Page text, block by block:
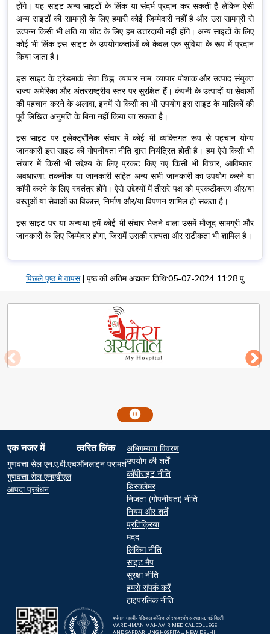
होंगे। यह साइट अन्य साइटों के लिंक या संदर्भ प्रदान कर सकती है लेकिन ऐसी
अन्य साइटों की सामग्री के लिए हमारी कोई ज़िम्मेदारी नहीं है और उस सामग्री से
उत्पन्न किसी भी क्षति या चोट के लिए हम उत्तरदायी नहीं होंगे। अन्य साइटों के लिए
कोई भी लिंक इस साइट के उपयोगकर्ताओं को केवल एक सुविधा के रूप में प्रदान
किया जाता है।
इस साइट के ट्रेडमार्क, सेवा चिह्न, व्यापार नाम, व्यापार पोशाक और उत्पाद संयुक्त
राज्य अमेरिका और अंतरराष्ट्रीय स्तर पर सुरक्षित हैं। कंपनी के उत्पादों या सेवाओं
की पहचान करने के अलावा, इनमें से किसी का भी उपयोग इस साइट के मालिकों की
पूर्व लिखित अनुमति के बिना नहीं किया जा सकता है।
इस साइट पर इलेक्ट्रॉनिक संचार में कोई भी व्यक्तिगत रूप से पहचान योग्य
जानकारी इस साइट की गोपनीयता नीति द्वारा नियंत्रित होती है। हम ऐसे किसी भी
संचार में किसी भी उद्देश्य के लिए प्रकट किए गए किसी भी विचार, आविष्कार,
अवधारणा, तकनीक या जानकारी सहित अन्य सभी जानकारी का उपयोग करने या
कॉपी करने के लिए स्वतंत्र होंगे। ऐसे उद्देश्यों में तीसरे पक्ष को प्रकटीकरण और/या
वस्तुओं या सेवाओं का विकास, निर्माण और/या विपणन शामिल हो सकता है।
इस साइट पर या अन्यथा हमें कोई भी संचार भेजने वाला उसमें मौजूद सामग्री और
जानकारी के लिए जिम्मेदार होगा, जिसमें उसकी सत्यता और सटीकता भी शामिल है।
पिछले पृष्ठ मे वापस | पृष्ठ की अंतिम अद्यतन तिथि:05-07-2024 11:28 पु
एक नजर में
At a glance
गुणवत्ता सेल एन.ए.बी.एच
गुणवत्ता सेल एनएबीएल
आपदा प्रबंधन
त्वरित लिंक
Quick Links
ऑनलाइन परामर्श
Footer
अभिगम्यता विवरण
उपयोग की शर्तें
कॉपीराइट नीति
डिस्क्लेमर
निजता (गोपनीयता) नीति
नियम और शर्तें
प्रतिक्रिया
मदद
लिंकिंग नीति
साइट मैप
सुरक्षा नीति
हमसे संपर्क करें
हाइपरलिंक नीति
वर्धमान महावीर मेडिकल कॉलेज एवं सफदरजंग अस्पताल, नई दिल्ली
VARDHMAN MAHAVIR MEDICAL COLLEGE
AND SAFDARJUNG HOSPITAL, NEW DELHI